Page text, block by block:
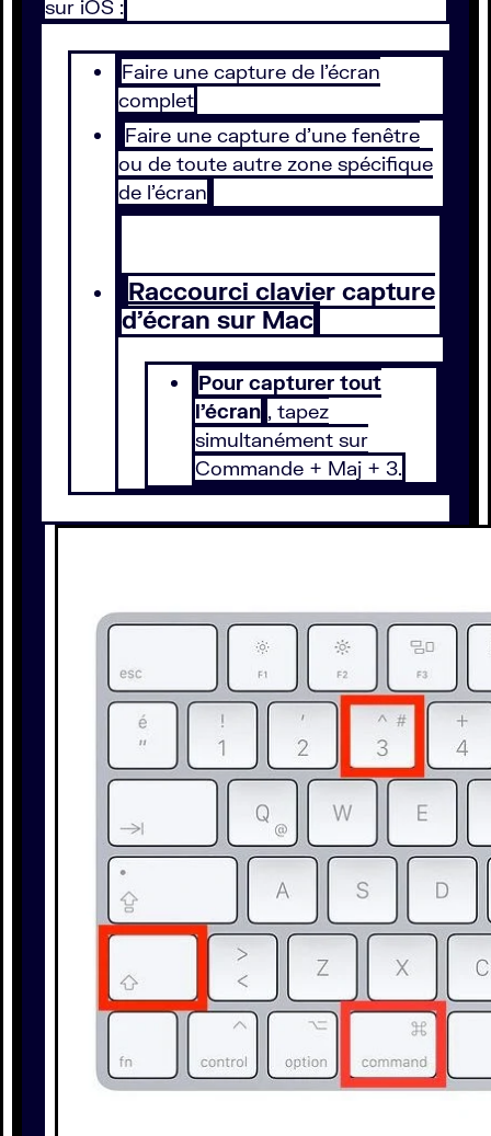
sur iOS :
Faire une capture de l’écran
complet
Faire une capture d’une fenêtre
ou de toute autre zone spécifique
de l’écran
Raccourci clavier capture
d’écran sur Mac
Pour capturer tout
l’écran , tapez
simultanément sur
Commande + Maj + 3.